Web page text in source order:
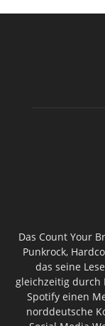
Das Count Your
Punkrock,
das seine
gleichzeitig durch
Spotify einen
norddeutsche